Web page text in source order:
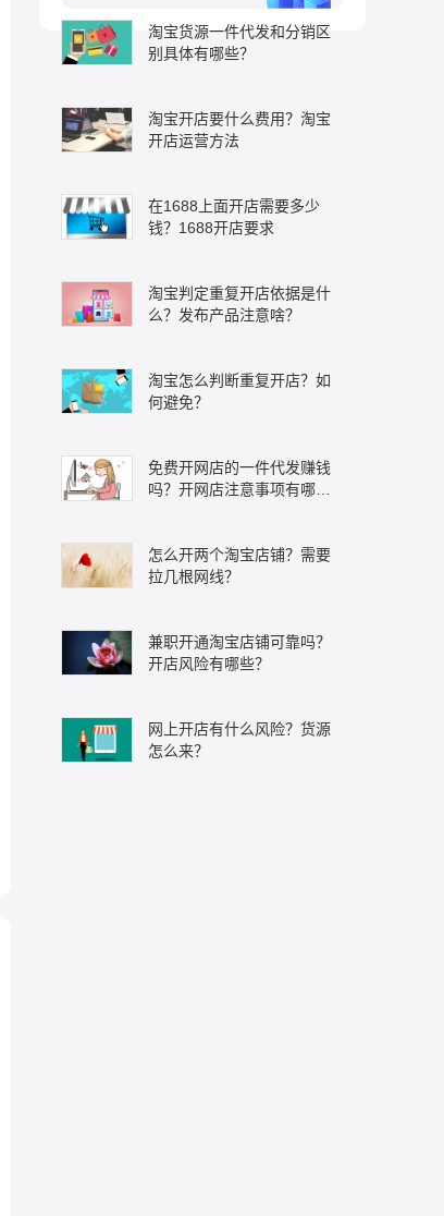
淘宝货源一件代发和分销区
别具体有哪些？
淘宝开店要什么费用？淘宝
开店运营方法
在1688上面开店需要多少
钱？1688开店要求
淘宝判定重复开店依据是什
么？发布产品注意啥？
淘宝怎么判断重复开店？如
何避免？
免费开网店的一件代发赚钱
吗？开网店注意事项有哪
怎么开两个淘宝店铺？需要
拉几根网线？
兼职开通淘宝店铺可靠吗？
开店风险有哪些？
网上开店有什么风险？货源
怎么来？